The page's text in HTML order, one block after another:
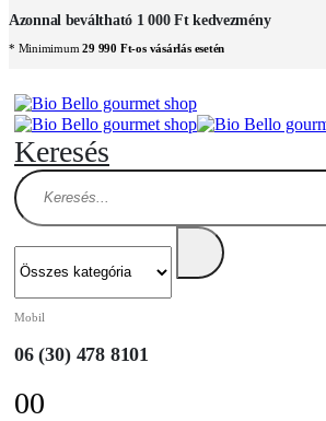
Azonnal beváltható 1 000 Ft kedvezmény
* Minimimum29 990 Ft-os vásárlás esetén
Keresés
Mobil
06 (30) 478 8101
00